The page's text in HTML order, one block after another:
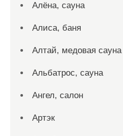
Алёна, сауна
Алиса, баня
Алтай, медовая сауна
Альбатрос, сауна
Ангел, салон
Артэк